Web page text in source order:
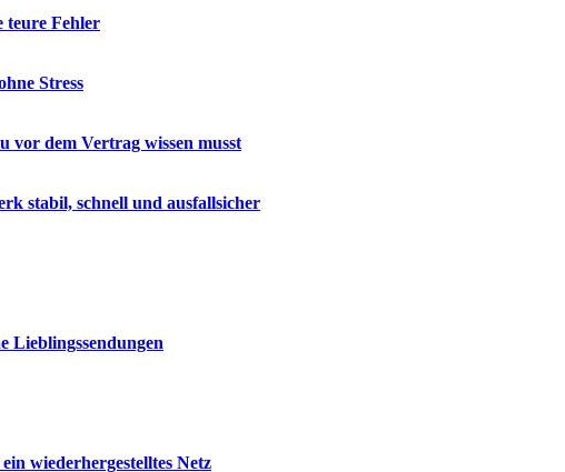
teure Fehler
Stress
vor dem Vertrag wissen musst
stabil, schnell und ausfallsicher
Lieblingssendungen
wiederhergestelltes Netz